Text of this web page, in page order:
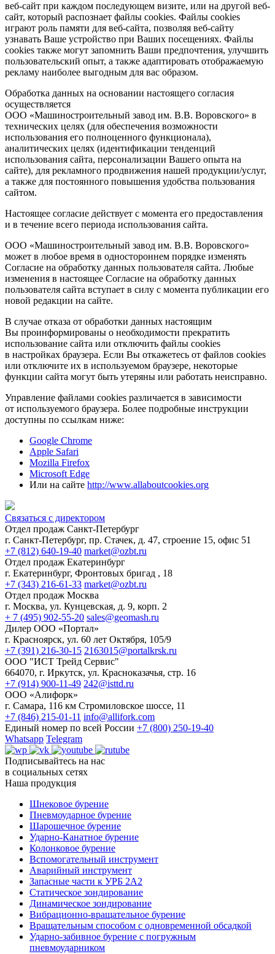
веб-сайт при каждом последующем визите, или на другой веб-
сайт, который распознает файлы cookies. Файлы cookies
играют роль памяти для веб-сайта, позволяя веб-сайту
узнавать Ваше устройство при Ваших посещениях. Файлы
cookies также могут запомнить Ваши предпочтения, улучшить
пользовательский опыт, а также адаптировать отображаемую
рекламу наиболее выгодным для вас образом.
Обработка данных на основании настоящего согласия
осуществляется
ООО «Машиностроительный завод им. В.В. Воровского» в
технических целях (для обеспечения возможности
использования его полноценного функционала),
аналитических целях (идентификации тенденций
использования сайта, персонализации Вашего опыта на
сайте), для рекламного продвижения нашей продукции/услуг,
а также для постоянного повышения удобства пользования
сайтом.
Настоящее согласие действует с момента его предоставления
и в течение всего периода использования сайта.
ООО «Машиностроительный завод им. В.В. Воровского»
может в любое время в одностороннем порядке изменять
Согласие на обработку данных пользователя сайта. Любые
изменения в настоящее Согласие на обработку данных
пользователя сайта вступает в силу с момента публикации его
новой редакции на сайте.
В случае отказа от обработки данных настоящим
Вы проинформированы о необходимости прекратить
использование сайта или отключить файлы cookies
в настройках браузера. Если Вы откажетесь от файлов cookies
или отключите их в используемом браузере, некоторые
функции сайта могут быть утеряны или работать неисправно.
Управление файлами cookies различается в зависимости
от используемого браузера. Более подробные инструкции
доступны по ссылкам ниже:
Google Chrome
Apple Safari
Mozilla Firefox
Microsoft Edge
Или на сайте http://www.allaboutcookies.org
Связаться с директором
Отдел продаж Санкт-Петербург
г. Санкт-Петербург, пр. Стачек, д. 47, строение 15, офис 51
+7 (812) 640-19-40 market@ozbt.ru
Отдел продаж Екатеринбург
г. Екатеринбург, Фронтовых бригад , 18
+7 (343) 216-61-33 market@ozbt.ru
Отдел продаж Москва
г. Москва, ул. Кунцевская, д. 9, корп. 2
+ 7 (495) 902-55-20 sales@geomash.ru
Дилер ООО «Портал»
г. Красноярск, ул. 60 лет Октября, 105/9
+7 (391) 216-30-15 2163015@portalkrsk.ru
ООО "ИСТ Трейд Сервис"
664070, г. Иркутск, ул. Красноказачья, стр. 16
+7 (914) 900-11-49 242@isttd.ru
ООО «Алифорк»
г. Самара, 116 км Стромиловское шоссе, 11
+7 (846) 215-01-11 info@allifork.com
Единый номер по всей России +7 (800) 250-19-40
Whatsapp Telegram
Подписывайтесь на нас
в социальных сетях
Наша продукция
Шнековое бурение
Пневмоударное бурение
Шарошечное бурение
Ударно-Канатное бурение
Колонковое бурение
Вспомогательный инструмент
Аварийный инструмент
Запасные части к УРБ 2А2
Статическое зондирование
Динамическое зондирование
Вибрационно-вращательное бурение
Вращательным способом с одновременной обсадкой
Ударно-забивное бурение с погружным
пневмоударником